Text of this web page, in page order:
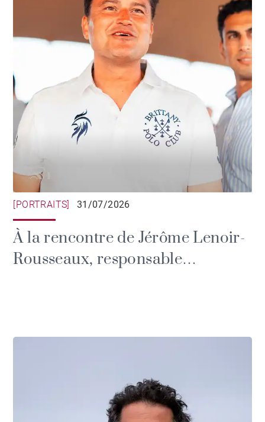
[PORTRAITS] 31/07/2026
À la rencontre de Jérôme Lenoir-
Rousseaux, responsable